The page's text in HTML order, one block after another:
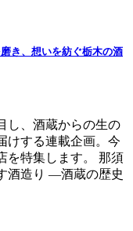
磨き、想いを紡ぐ栃木の酒
し、酒蔵からの生の
けする連載企画。今
を特集します。 那須
酒造り ―酒蔵の歴史